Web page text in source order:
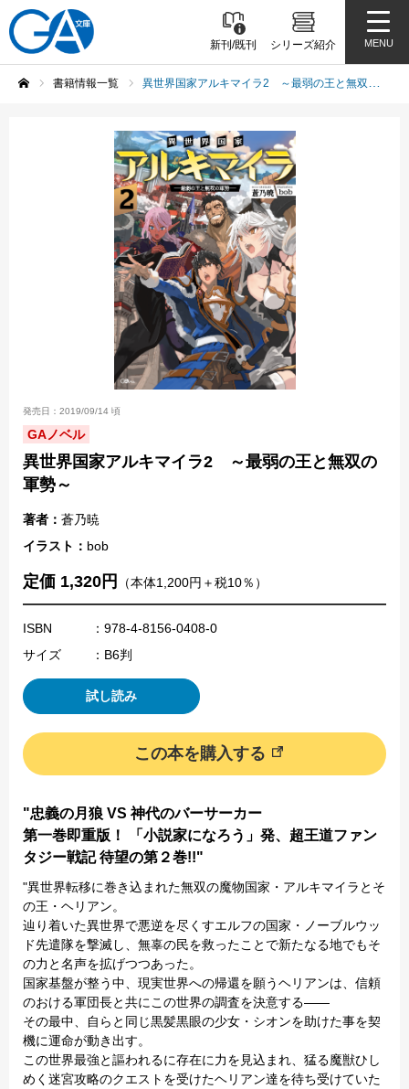
新刊/既刊 シリーズ紹介 MENU
書籍情報一覧 異世界国家アルキマイラ2 ～最弱の王と無双の軍勢～
発売日：2019/09/14 頃
GAノベル
異世界国家アルキマイラ2 ～最弱の王と無双の
軍勢～
著者： 蒼乃暁
イラスト： bob
定価 1,320円 （本体1,200円＋税10％）
ISBN
：978-4-8156-0408-0
サイズ
：B6判
試し読み
この本を購入する
"忠義の月狼 VS 神代のバーサーカー
第一巻即重版！ 「小説家になろう」発、超王道ファン
タジー戦記 待望の第２巻!!"
"異世界転移に巻き込まれた無双の魔物国家・アルキマイラとそ
の王・ヘリアン。
辿り着いた異世界で悪逆を尽くすエルフの国家・ノーブルウッ
ド先遣隊を撃滅し、無辜の民を救ったことで新たなる地でもそ
の力と名声を拡げつつあった。
国家基盤が整う中、現実世界への帰還を願うヘリアンは、信頼
のおける軍団長と共にこの世界の調査を決意する――
その最中、自らと同じ黒髪黒眼の少女・シオンを助けた事を契
機に運命が動き出す。
この世界最強と謳われるに存在に力を見込まれ、猛る魔獣ひし
めく迷宮攻略のクエストを受けたヘリアン達を待ち受けていた